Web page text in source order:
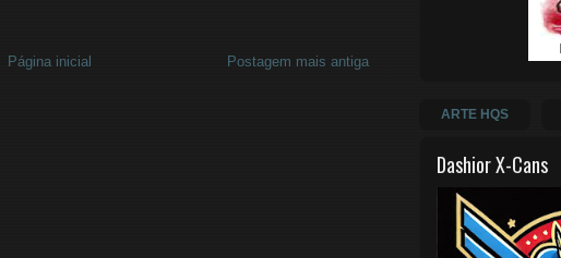
Postagem mais antiga
Página inicial
ARTE HQS
Dashior X-Cans